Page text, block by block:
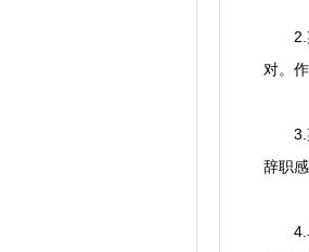
2.某
对。
3.某
辞职
4.单